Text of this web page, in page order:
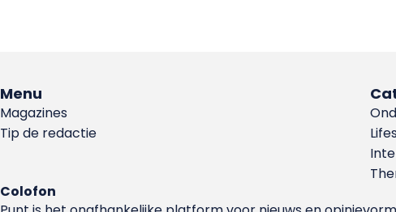
Menu
Magazines
Tip de redactie
Colofon